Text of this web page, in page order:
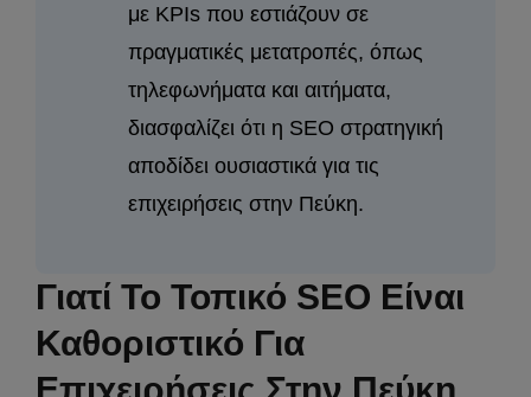
με KPIs που εστιάζουν σε
πραγματικές μετατροπές, όπως
τηλεφωνήματα και αιτήματα,
διασφαλίζει ότι η SEO στρατηγική
αποδίδει ουσιαστικά για τις
επιχειρήσεις στην Πεύκη.
Γιατί Το Τοπικό SEO Είναι
Καθοριστικό Για
Επιχειρήσεις Στην Πεύκη